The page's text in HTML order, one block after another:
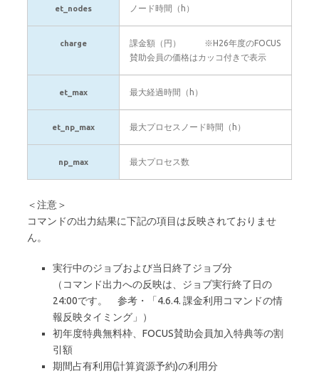
et_nodes ノード時間（h）
charge
課金額（円） ※H26年度のFOCUS
賛助会員の価格はカッコ付きで表示
et_max 最大経過時間（h）
et_np_max 最大プロセスノード時間（h）
np_max 最大プロセス数
＜注意＞
コマンドの出力結果に下記の項目は反映されておりませ
ん。
実行中のジョブおよび当日終了ジョブ分
（コマンド出力への反映は、ジョブ実行終了日の
24:00です。 参考・「4.6.4. 課金利用コマンドの情
報反映タイミング」）
初年度特典無料枠、FOCUS賛助会員加入特典等の割
引額
期間占有利用(計算資源予約)の利用分